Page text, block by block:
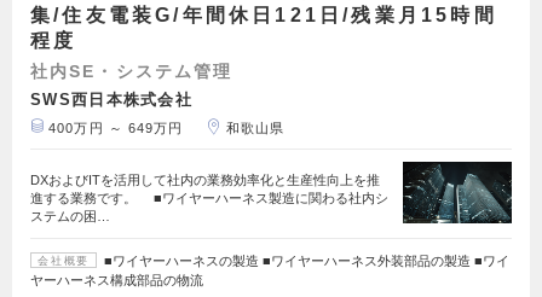
集/住友電装G/年間休日121日/残業月15時間
程度
社内SE・システム管理
SWS西日本株式会社
400万円 ～ 649万円 和歌山県
DXおよびITを活用して社内の業務効率化と生産性向上を推
進する業務です。 ■ワイヤーハーネス製造に関わる社内シ
ステムの困…
会社概要
■ワイヤーハーネスの製造 ■ワイヤーハーネス外装部品の製造 ■ワイ
ヤーハーネス構成部品の物流